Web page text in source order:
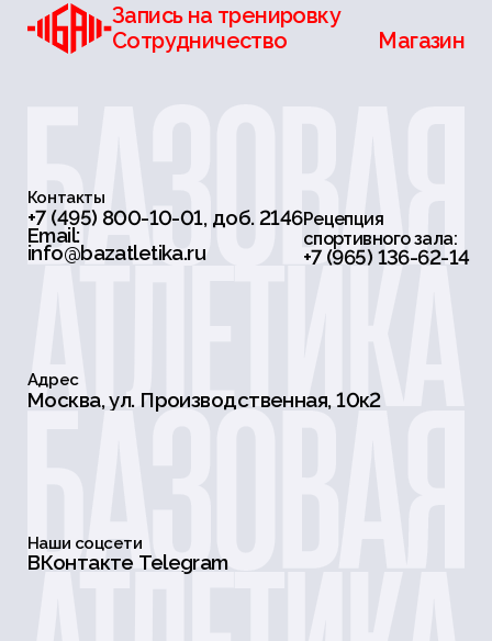
Запись на тренировку
Сотрудничество
Магазин
Контакты
+7 (495) 800-10-01, доб. 2146
Email:
info@bazatletika.ru
Рецепция
спортивного зала:
+7 (965) 136-62-14
Адрес
Москва, ул. Производственная, 10к2
Наши соцсети
ВКонтакте Telegram